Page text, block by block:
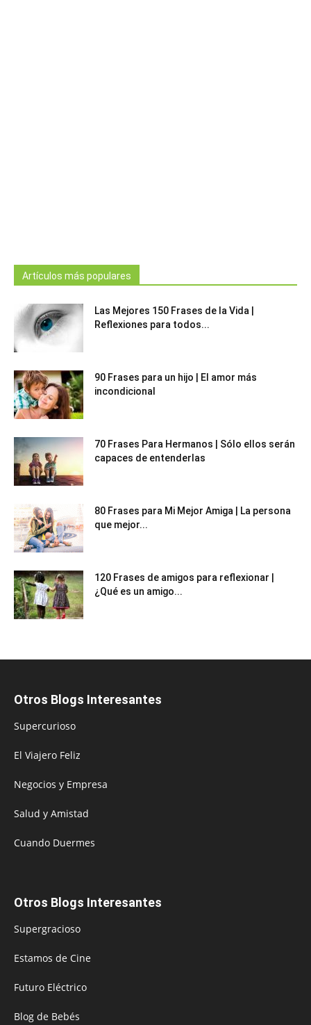
Artículos más populares
Las Mejores 150 Frases de la Vida |
Reflexiones para todos...
90 Frases para un hijo | El amor más
incondicional
70 Frases Para Hermanos | Sólo ellos serán
capaces de entenderlas
80 Frases para Mi Mejor Amiga | La persona
que mejor...
120 Frases de amigos para reflexionar |
¿Qué es un amigo...
Otros Blogs Interesantes
Supercurioso
El Viajero Feliz
Negocios y Empresa
Salud y Amistad
Cuando Duermes
Otros Blogs Interesantes
Supergracioso
Estamos de Cine
Futuro Eléctrico
Blog de Bebés